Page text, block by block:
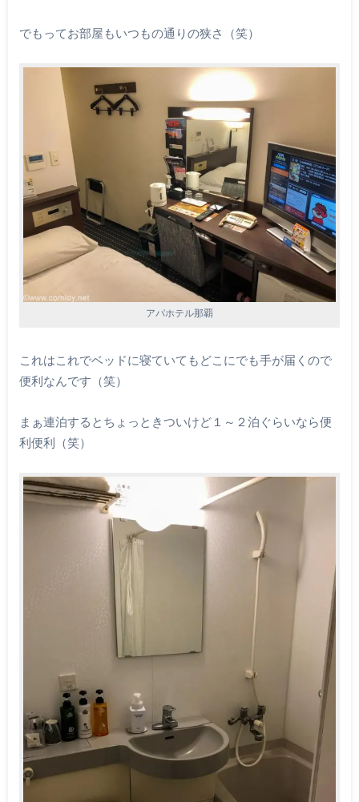
でもってお部屋もいつもの通りの狭さ（笑）
アパホテル那覇
これはこれでベッドに寝ていてもどこにでも手が届くので
便利なんです（笑）
まぁ連泊するとちょっときついけど１～２泊ぐらいなら便
利便利（笑）